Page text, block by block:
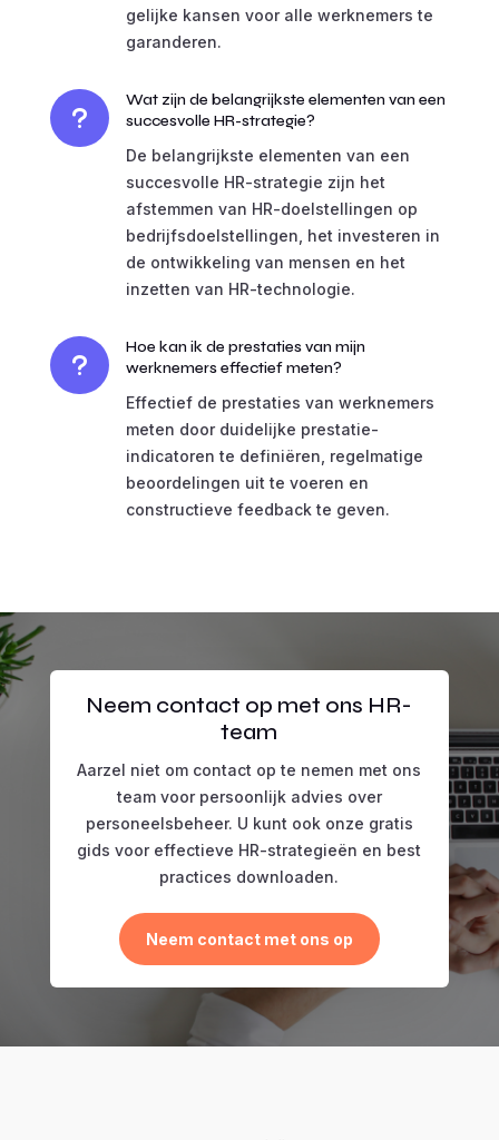
gelijke kansen voor alle werknemers te
garanderen.
u
Wat zijn de belangrijkste elementen van een
succesvolle HR-strategie?
De belangrijkste elementen van een
succesvolle HR-strategie zijn het
afstemmen van HR-doelstellingen op
bedrijfsdoelstellingen, het investeren in
de ontwikkeling van mensen en het
inzetten van HR-technologie.
u
Hoe kan ik de prestaties van mijn
werknemers effectief meten?
Effectief de prestaties van werknemers
meten door duidelijke prestatie-
indicatoren te definiëren, regelmatige
beoordelingen uit te voeren en
constructieve feedback te geven.
Neem contact op met ons HR-
team
Aarzel niet om contact op te nemen met ons
team voor persoonlijk advies over
personeelsbeheer. U kunt ook onze gratis
gids voor effectieve HR-strategieën en best
practices downloaden.
Neem contact met ons op